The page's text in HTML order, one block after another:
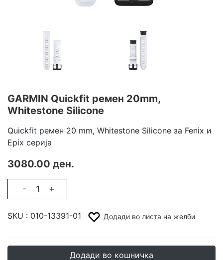
GARMIN Quickfit ремен 20mm,
Whitestone Silicone
Quickfit ремен 20 mm, Whitestone Silicone за Fenix и
Epix серија
3080.00 ден.
- +
SKU : 010-13391-01 Додади во листа на желби
Додади во кошничка